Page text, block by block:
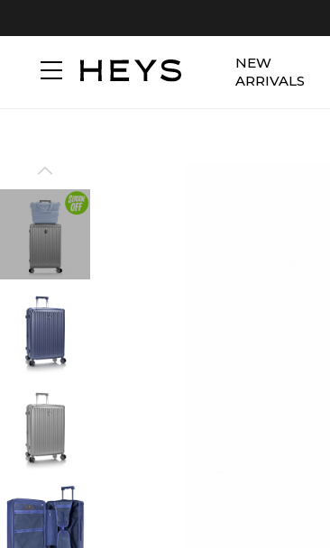
NEW
ARRIVALS